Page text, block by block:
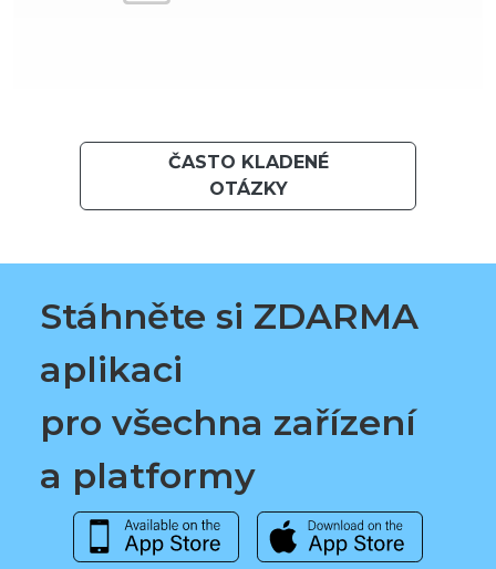
ČASTO KLADENÉ
OTÁZKY
Stáhněte si ZDARMA
aplikaci
pro všechna zařízení
a platformy